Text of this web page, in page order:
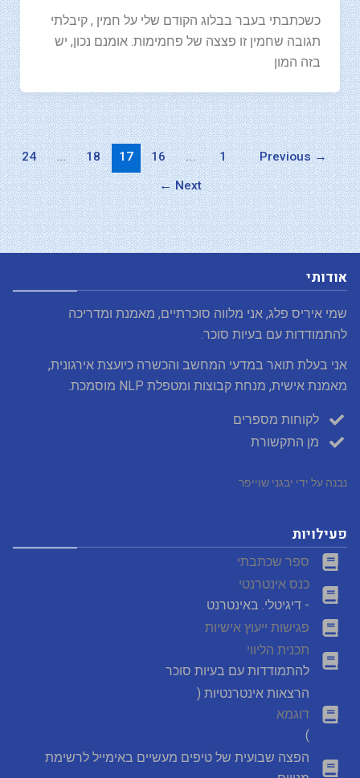
כשכתבתי בעבר בבלוג הקודם שלי על חמין , קיבלתי
תגובה שחמין זו פצצה של פחמימות. אומנם נכון, יש
בזה המון
→
Previous
1
…
16
17
18
…
24
Next
←
אודותי
שמי איריס פלג, אני מלווה סוכרתיים, מאמנת ומדריכה
להתמודדות עם בעיות סוכר.
אני בעלת תואר במדעי המחשב והכשרה כיועצת אירגונית,
מאמנת אישית, מנחת קבוצות ומטפלת NLP מוסמכת.
לקוחות מספרים
מן התקשורת
נבנה על ידי יבגני שוייפר
פעילויות
ספר שכתבתי
כנס אינטרנטי
- דיגיטלי. באינטרנט
פגישות ייעוץ אישיות
תכנית הליווי
להתמודדות עם בעיות סוכר
הרצאות אינטרנטיות (
דוגמא
)
הפצה שבועית של טיפים מעשיים באימייל לרשימת